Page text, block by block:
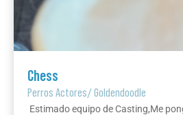
Chess
Perros Actores/Goldendoodle
Estimado equipo de Casting,Me